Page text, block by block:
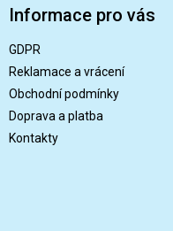
Informace pro vás
GDPR
Reklamace a vrácení
Obchodní podmínky
Doprava a platba
Kontakty